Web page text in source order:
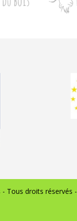
Tous droits réservés -